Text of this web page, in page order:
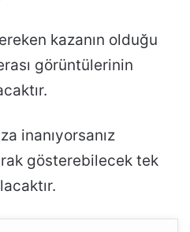
kazanın olduğu
görüntülerinin
inanıyorsanız
gösterebilecek tek